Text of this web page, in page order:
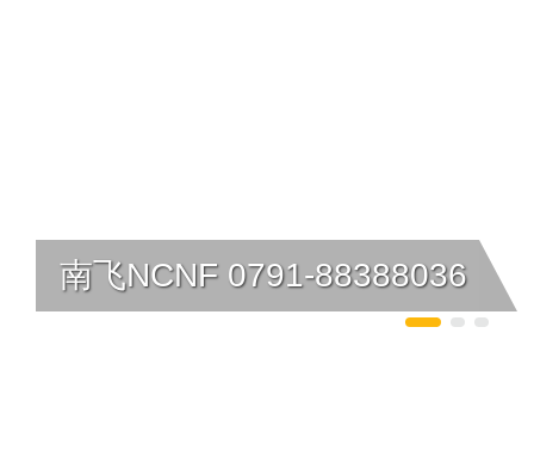
南飞NCNF 0791-88388036